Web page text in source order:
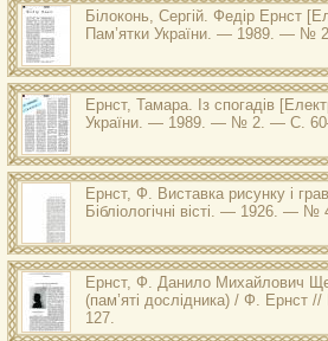
Білоконь, Сергій. Федір Ернст
Пам’ятки України. — 1989. — №
Ернст, Тамара. Із спогадів
України. — 1989. — № 2. — С.
Ернст, Ф. Виставка рисунку і
Бібліологічні вісті. — 1926. —
Ернст, Ф. Данило Михайлович
(пам’яті дослідника) / Ф. Ернст
127.